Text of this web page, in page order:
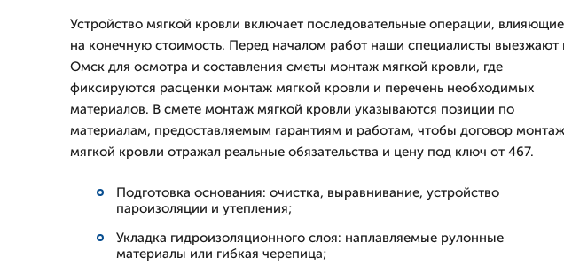
Устройство мягкой кровли включает последовательные операции, влияющие
на конечную стоимость. Перед началом работ наши специалисты выезжают
Омск для осмотра и составления сметы монтаж мягкой кровли, где
фиксируются расценки монтаж мягкой кровли и перечень необходимых
материалов. В смете монтаж мягкой кровли указываются позиции по
материалам, предоставляемым гарантиям и работам, чтобы договор монтаж
мягкой кровли отражал реальные обязательства и цену под ключ от 467.
Подготовка основания: очистка, выравнивание, устройство
пароизоляции и утепления;
Укладка гидроизоляционного слоя: наплавляемые рулонные
материалы или гибкая черепица;